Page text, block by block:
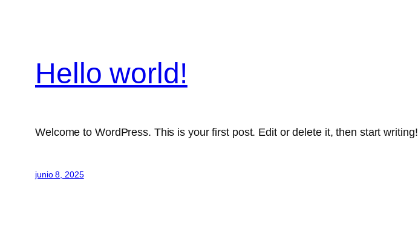
Hello world!
Welcome to WordPress. This is your first post. Edit or delete it, then start writing!
junio 8, 2025